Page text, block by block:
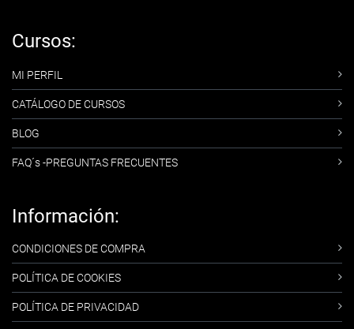
Cursos:
MI PERFIL
CATÁLOGO DE CURSOS
BLOG
FAQ´s -PREGUNTAS FRECUENTES
Información:
CONDICIONES DE COMPRA
POLÍTICA DE COOKIES
POLÍTICA DE PRIVACIDAD